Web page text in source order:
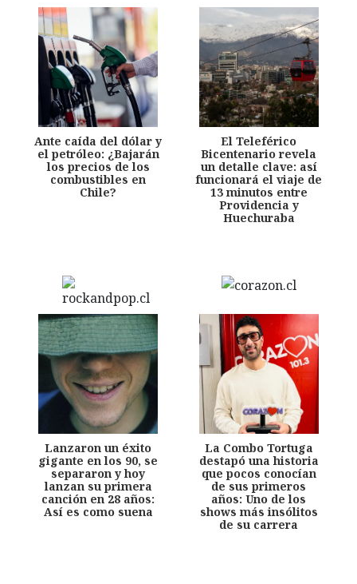
Ante caída del dólar y
el petróleo: ¿Bajarán
los precios de los
combustibles en
Chile?
El Teleférico
Bicentenario revela
un detalle clave: así
funcionará el viaje de
13 minutos entre
Providencia y
Huechuraba
Lanzaron un éxito
gigante en los 90, se
separaron y hoy
lanzan su primera
canción en 28 años:
Así es como suena
La Combo Tortuga
destapó una historia
que pocos conocían
de sus primeros
años: Uno de los
shows más insólitos
de su carrera